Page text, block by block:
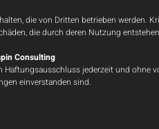
die von Dritten betrieben
die durch deren Nutzung
Consulting
jederzeit und
einverstanden sind.